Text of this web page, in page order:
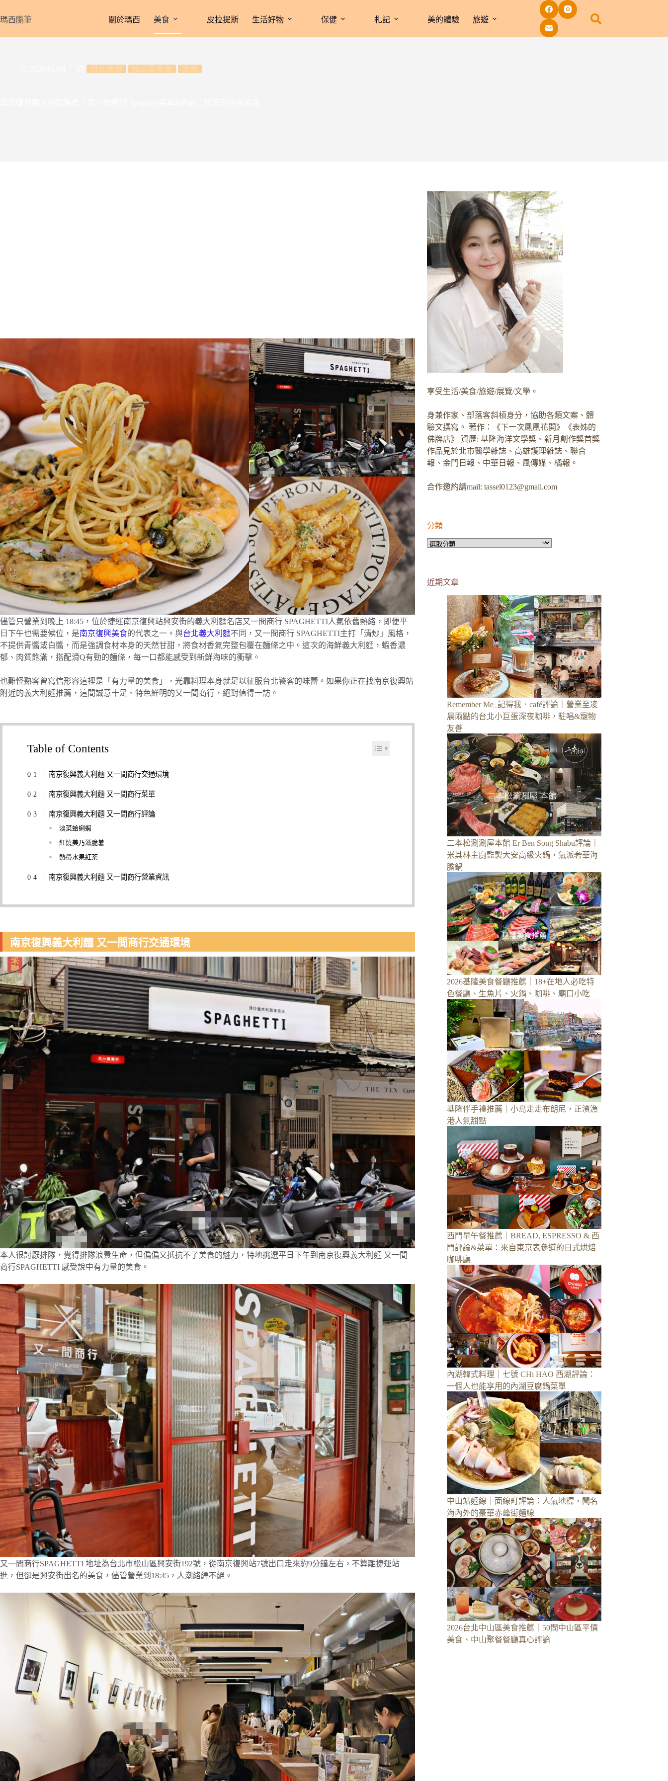
至
瑪西隨筆 關於瑪西 美食 皮拉提斯 生活好物 保健 札記 美的體驗 旅遊
儘管只營業到晚上 18:45，位於捷運南京復興站興安街的義大利麵名店又一間商行 SPAGHETTI人氣依舊熱絡，即便平
日下午也需要候位，是南京復興美食的代表之一。與台北義大利麵不同，又一間商行 SPAGHETTI主打「清炒」風格，
不提供青醬或白醬，而是強調食材本身的天然甘甜，將食材香氣完整包覆在麵條之中。這次的海鮮義大利麵，蝦香濃
郁、肉質飽滿，搭配滑Q有勁的麵條，每一口都能感受到新鮮海味的衝擊。
也難怪熟客曾寫信形容這裡是「有力量的美食」，光靠料理本身就足以征服台北饕客的味蕾。如果你正在找南京復興站
附近的義大利麵推薦，這間誠意十足、特色鮮明的又一間商行，絕對值得一訪。
Table of Contents
南京復興義大利麵 又一間商行交通環境
南京復興義大利麵 又一間商行菜單
南京復興義大利麵 又一間商行評論
淡菜蛤蜊蝦
紅燒美乃滋脆薯
熱帶水果紅茶
南京復興義大利麵 又一間商行營業資訊
南京復興義大利麵 又一間商行交通環境
本人很討厭排隊，覺得排隊浪費生命，但偏偏又抵抗不了美食的魅力，特地挑選平日下午到南京復興義大利麵 又一間
商行SPAGHETTI 感受說中有力量的美食。
又一間商行SPAGHETTI 地址為台北市松山區興安街192號，從南京復興站7號出口走來約9分鐘左右，不算離捷運站
進，但卻是興安街出名的美食，儘管營業到18:45，人潮絡繹不絕。
享受生活/美食/旅遊/展覽/文學。
身兼作家、部落客斜槓身分，協助各類文案、體
驗文撰寫。 著作：《下一次鳳凰花開》《表姊的
佛牌店》 資歷: 基隆海洋文學獎、新月創作獎首獎
作品見於北市醫學雜誌、高雄護理雜誌、聯合
報、金門日報、中華日報、風傳媒、橘報。
合作邀約請mail: tassel0123@gmail.com
分類
分
近期文章
Remember Me_記得我．café評論｜營業至凌
晨兩點的台北小巨蛋深夜咖啡，駐唱&寵物
友善
二本松涮涮屋本館 Er Ben Song Shabu評論｜
米其林主廚監製大安高級火鍋，氣派奢華海
膽鍋
2026基隆美食餐廳推薦｜18+在地人必吃特
色餐廳、生魚片、火鍋、咖啡、廟口小吃
基隆伴手禮推薦｜小島走走布朗尼，正濱漁
港人氣甜點
西門早午餐推薦｜BREAD, ESPRESSO & 西
門評論&菜單：來自東京表參道的日式烘焙
咖啡廳
內湖韓式料理｜七號 CHi HAO 西湖評論：
一個人也能享用的內湖豆腐鍋菜單
中山站麵線｜面線町評論：人氣地標，聞名
海內外的豪華赤峰街麵線
2026台北中山區美食推薦｜50間中山區平價
美食、中山聚餐餐廳真心評論